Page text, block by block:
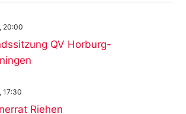
QV Horburg-
20:00
Riehen
17:30